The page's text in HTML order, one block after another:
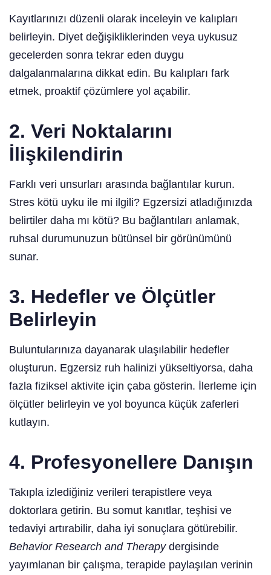
Kayıtlarınızı düzenli olarak inceleyin ve kalıpları
belirleyin. Diyet değişikliklerinden veya uykusuz
gecelerden sonra tekrar eden duygu
dalgalanmalarına dikkat edin. Bu kalıpları fark
etmek, proaktif çözümlere yol açabilir.
2. Veri Noktalarını
İlişkilendirin
Farklı veri unsurları arasında bağlantılar kurun.
Stres kötü uyku ile mi ilgili? Egzersizi atladığınızda
belirtiler daha mı kötü? Bu bağlantıları anlamak,
ruhsal durumunuzun bütünsel bir görünümünü
sunar.
3. Hedefler ve Ölçütler
Belirleyin
Buluntularınıza dayanarak ulaşılabilir hedefler
oluşturun. Egzersiz ruh halinizi yükseltiyorsa, daha
fazla fiziksel aktivite için çaba gösterin. İlerleme için
ölçütler belirleyin ve yol boyunca küçük zaferleri
kutlayın.
4. Profesyonellere Danışın
Takıpla izlediğiniz verileri terapistlere veya
doktorlara getirin. Bu somut kanıtlar, teşhisi ve
tedaviyi artırabilir, daha iyi sonuçlara götürebilir.
Behavior Research and Therapydergisinde
yayımlanan bir çalışma, terapide paylaşılan verinin